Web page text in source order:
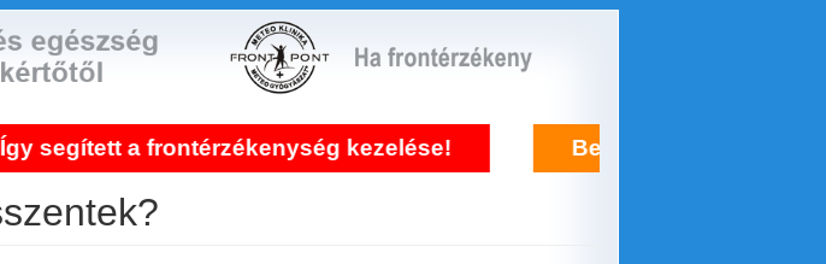
a frontérzékenység kezelése! Bejelentkezés